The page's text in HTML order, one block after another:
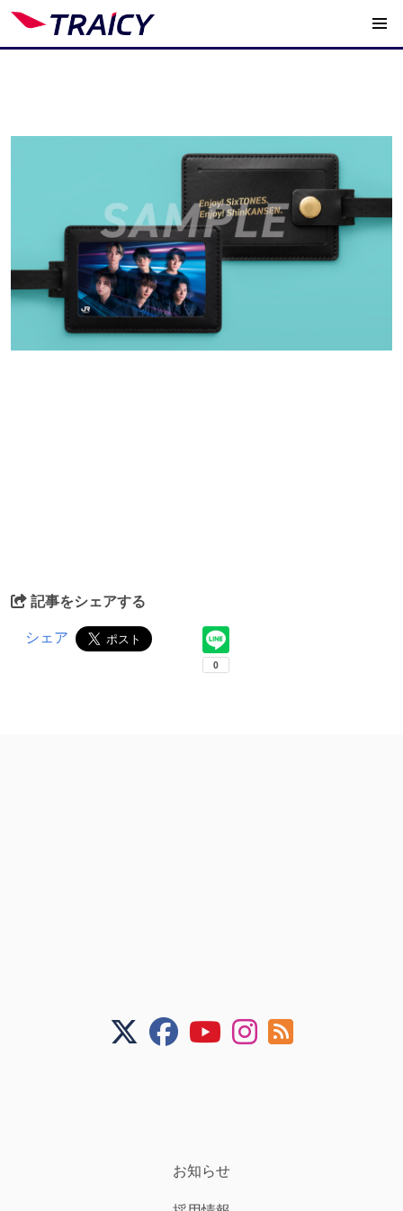
記事をシェアする
シェア
お知らせ